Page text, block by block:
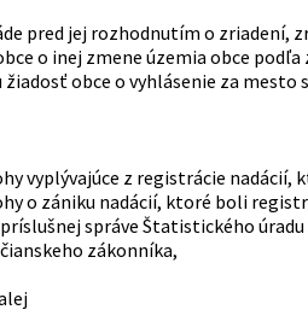
pred jej rozhodnutím o zriadení,
o inej zmene územia obce
obce o vyhlásenie za mesto
vyplývajúce z registrácie
o zániku nadácií, ktoré boli
správe Štatistického
zákonníka,